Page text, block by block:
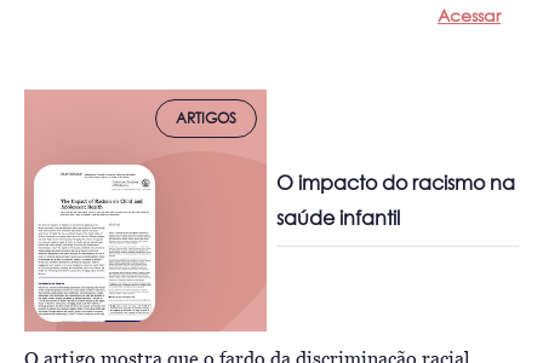
Acessar
ARTIGOS
O impacto do racismo na
saúde infantil
O artigo mostra que o fardo da discriminação racial